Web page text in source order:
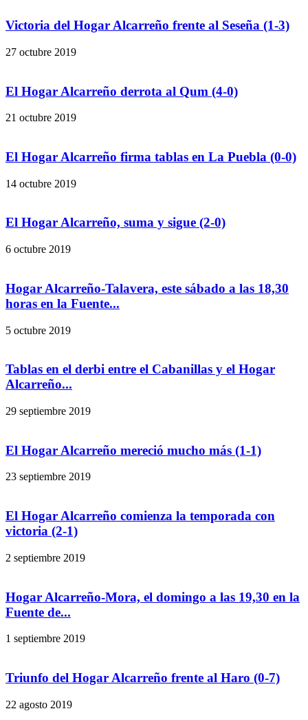
Victoria del Hogar Alcarreño frente al Seseña (1-3)
27 octubre 2019
El Hogar Alcarreño derrota al Qum (4-0)
21 octubre 2019
El Hogar Alcarreño firma tablas en La Puebla (0-0)
14 octubre 2019
El Hogar Alcarreño, suma y sigue (2-0)
6 octubre 2019
Hogar Alcarreño-Talavera, este sábado a las 18,30
horas en la Fuente...
5 octubre 2019
Tablas en el derbi entre el Cabanillas y el Hogar
Alcarreño...
29 septiembre 2019
El Hogar Alcarreño mereció mucho más (1-1)
23 septiembre 2019
El Hogar Alcarreño comienza la temporada con
victoria (2-1)
2 septiembre 2019
Hogar Alcarreño-Mora, el domingo a las 19,30 en la
Fuente de...
1 septiembre 2019
Triunfo del Hogar Alcarreño frente al Haro (0-7)
22 agosto 2019